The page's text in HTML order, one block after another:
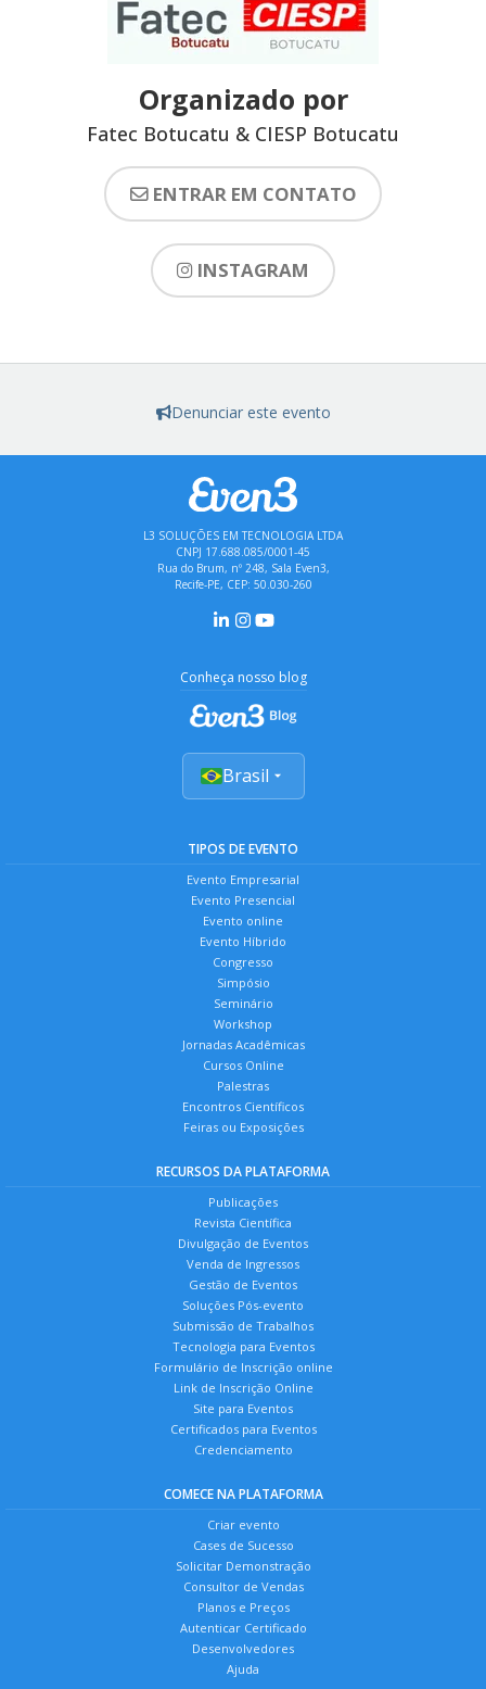
Organizado por
Fatec Botucatu & CIESP Botucatu
ENTRAR EM CONTATO
INSTAGRAM
Denunciar este evento
L3 SOLUÇÕES EM TECNOLOGIA LTDA
CNPJ 17.688.085/0001-45
Rua do Brum, nº 248, Sala Even3,
Recife-PE, CEP: 50.030-260
Conheça nosso blog
Brasil
TIPOS DE EVENTO
Evento Empresarial
Evento Presencial
Evento online
Evento Híbrido
Congresso
Simpósio
Seminário
Workshop
Jornadas Acadêmicas
Cursos Online
Palestras
Encontros Científicos
Feiras ou Exposições
RECURSOS DA PLATAFORMA
Publicações
Revista Científica
Divulgação de Eventos
Venda de Ingressos
Gestão de Eventos
Soluções Pós-evento
Submissão de Trabalhos
Tecnologia para Eventos
Formulário de Inscrição online
Link de Inscrição Online
Site para Eventos
Certificados para Eventos
Credenciamento
COMECE NA PLATAFORMA
Criar evento
Cases de Sucesso
Solicitar Demonstração
Consultor de Vendas
Planos e Preços
Autenticar Certificado
Desenvolvedores
Ajuda